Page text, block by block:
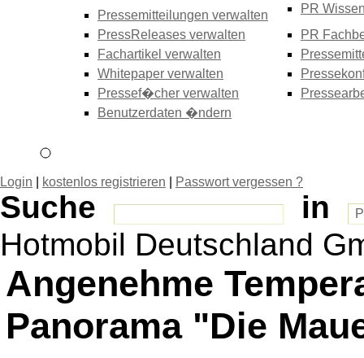
Pressemitteilungen verwalten
PressReleases verwalten
Fachartikel verwalten
Whitepaper verwalten
Pressef�cher verwalten
Benutzerdaten �ndern
PR
PR
Login kostenlos registrieren Passwort vergessen ?
Suche
in
Hotmobil Deutschland
Angenehme
Panorama "Die